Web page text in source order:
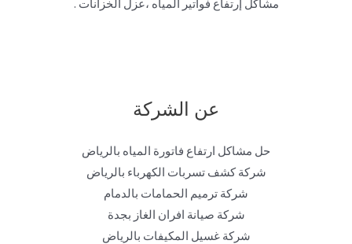
مشاكل إرتفاع فواتير المياه ،عزل الخزانات .
عن الشركة
حل مشاكل ارتفاع فاتورة المياه بالرياض
شركة كشف تسربات الكهرباء بالرياض
شركة ترميم الحمامات بالدمام
شركة صيانة افران الغاز بجدة
شركة غسيل المكيفات بالرياض